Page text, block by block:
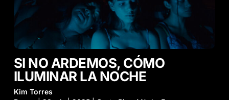
Noche
SI NO ARDEMOS, CÓMO
ILUMINAR LA NOCHE
Kim Torres